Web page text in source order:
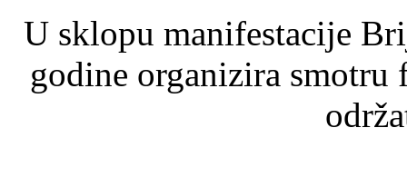
U sklopu manifestacije
godine organizira